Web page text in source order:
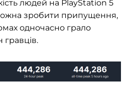
людей на PlayStation 5
зробити припущення,
одночасно грало
гравців.